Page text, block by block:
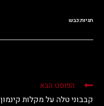
תגיות:כבש
הפוסט הבא
קבבוני טלה על מקלות קינמון